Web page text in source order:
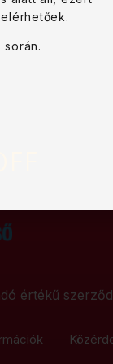
értékű
során.